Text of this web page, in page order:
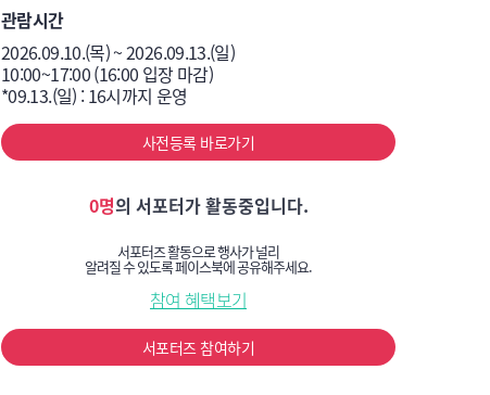
관람시간
2026.09.10.(목) ~ 2026.09.13.(일)
10:00~17:00 (16:00 입장 마감)
*09.13.(일) : 16시까지 운영
사전등록 바로가기
0명의 서포터가 활동중입니다.
서포터즈 활동으로 행사가 널리
알려질 수 있도록 페이스북에 공유해주세요.
참여 혜택보기
서포터즈 참여하기